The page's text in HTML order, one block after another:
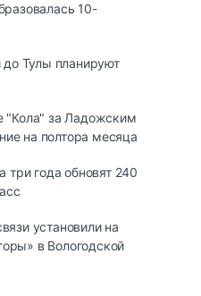
10-
до Тулы планируют
"Кола" за Ладожским
на полтора месяца
три года обновят 240
установили на
в Вологодской